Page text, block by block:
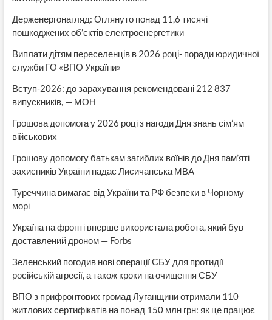
Держенергонагляд: Оглянуто понад 11,6 тисячі
пошкоджених об’єктів електроенергетики
Виплати дітям переселенців в 2026 році- поради юридичної
служби ГО «ВПО України»
Вступ-2026: до зарахування рекомендовані 212 837
випускників, — МОН
Грошова допомога у 2026 році з нагоди Дня знань сім’ям
військових
Грошову допомогу батькам загиблих воїнів до Дня пам’яті
захисників України надає Лисичанська МВА
Туреччина вимагає від України та РФ безпеки в Чорному
морі
Україна на фронті вперше використала робота, який був
доставлений дроном — Forbs
Зеленський погодив нові операції СБУ для протидії
російській агресії, а також кроки на очищення СБУ
ВПО з прифронтових громад Луганщини отримали 110
житлових сертифікатів на понад 150 млн грн: як це працює